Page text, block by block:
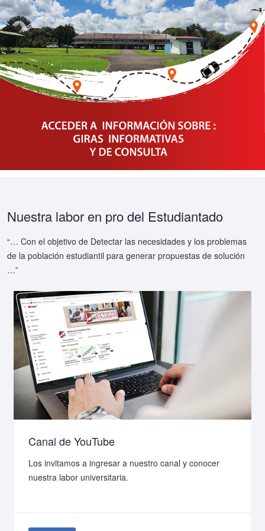
Nuestra labor en pro del Estudiantado
“… Con el objetivo de Detectar las necesidades y los problemas
de la población estudiantil para generar propuestas de solución
…”
Canal de YouTube
Los invitamos a ingresar a nuestro canal y conocer
nuestra labor universitaria.